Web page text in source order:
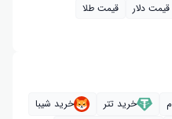
قیمت دلار
قیمت طلا
خرید تتر
خرید شیبا